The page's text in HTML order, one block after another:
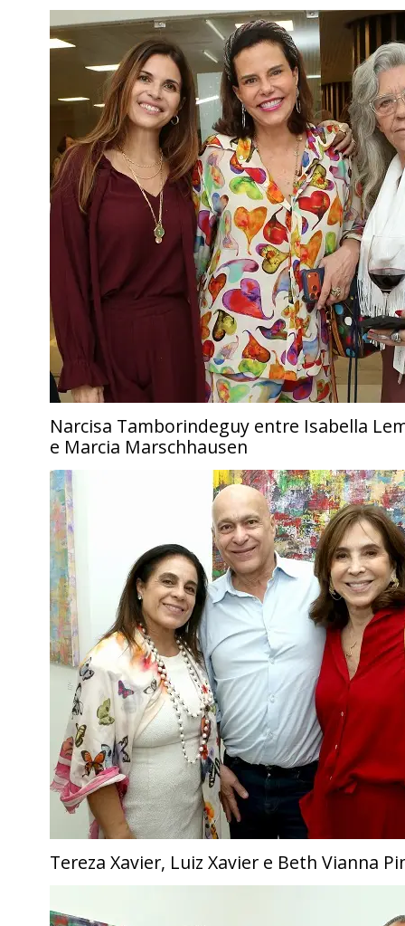
Narcisa Tamborindeguy entre Isabella
e Marcia Marschhausen
Tereza Xavier, Luiz Xavier e Beth Vianna